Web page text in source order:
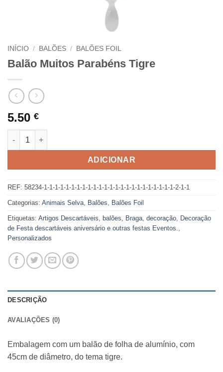
INÍCIO / BALÕES / BALÕES FOIL
Balão Muitos Parabéns Tigre
5.50 €
Quantidade de Balão Muitos Parabéns Tigre
ADICIONAR
REF: 58234-1-1-1-1-1-1-1-1-1-1-1-1-1-1-1-1-1-1-1-1-1-1-1-1-2-1-1
Categorias: Animais Selva, Balões, Balões Foil
Etiquetas: Artigos Descartáveis, balões, Braga, decoração, Decoração
de Festa descartáveis aniversário e outras festas Eventos.,
Personalizados
DESCRIÇÃO
AVALIAÇÕES (0)
Embalagem com um balão de folha de alumínio, com
45cm de diâmetro, do tema tigre.